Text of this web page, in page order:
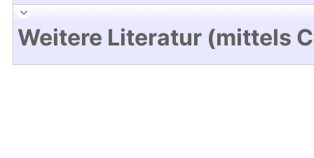
Weitere Literatur (mittels